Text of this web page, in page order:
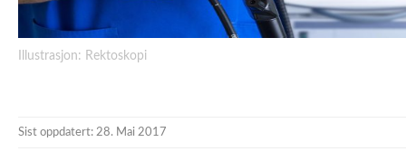
Illustrasjon: Rektoskopi
Sist oppdatert: 28. Mai 2017